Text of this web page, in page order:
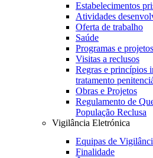
Estabelecimentos
Atividades
Oferta de trabalho
Saúde
Programas e projetos
Visitas a reclusos
Regras e princípios
tratamento
Obras e Projetos
Regulamento de
População Reclusa
Vigilância Eletrónica
Equipas de
Finalidade